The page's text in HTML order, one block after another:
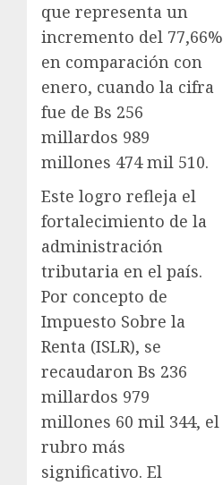
que representa un
incremento del 77,66%
en comparación con
enero, cuando la cifra
fue de Bs 256
millardos 989
millones 474 mil 510.
Este logro refleja el
fortalecimiento de la
administración
tributaria en el país.
Por concepto de
Impuesto Sobre la
Renta (ISLR), se
recaudaron Bs 236
millardos 979
millones 60 mil 344, el
rubro más
significativo. El